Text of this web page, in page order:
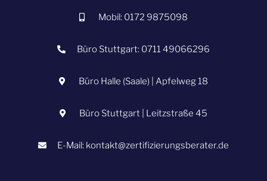
Mobil: 0172 9875098
Büro Stuttgart: 0711 49066296
Büro Halle (Saale) | Apfelweg 18
Büro Stuttgart | Leitzstraße 45
E-Mail: kontakt@zertifizierungsberater.de